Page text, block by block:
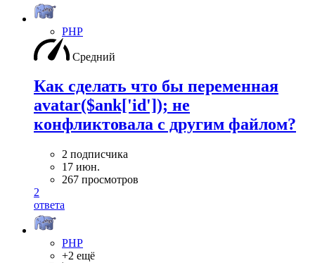
PHP
Средний
Как сделать что бы переменная
avatar($ank['id']); не
конфликтовала с другим файлом?
2 подписчика
17 июн.
267 просмотров
2
ответа
PHP
+2 ещё